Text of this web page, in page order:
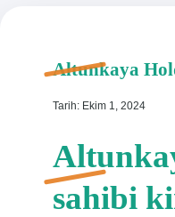
Altunkaya
Tarih: Ekim 1, 2024
sahibi